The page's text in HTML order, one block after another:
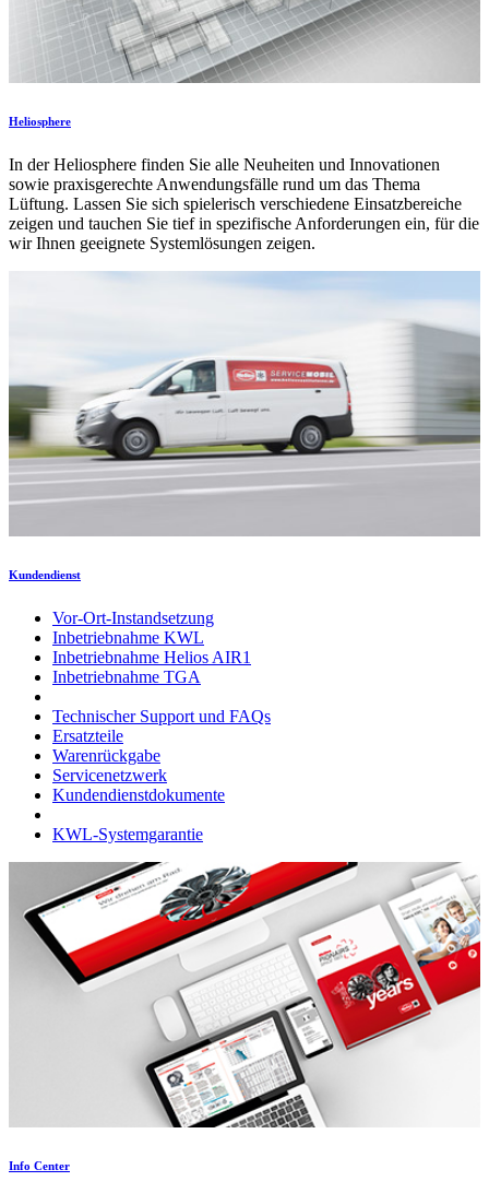
Heliosphere
In der Heliosphere finden Sie alle Neuheiten und Innovationen
sowie praxisgerechte Anwendungsfälle rund um das Thema
Lüftung. Lassen Sie sich spielerisch verschiedene Einsatzbereiche
zeigen und tauchen Sie tief in spezifische Anforderungen ein, für die
wir Ihnen geeignete Systemlösungen zeigen.
Kundendienst
Vor-Ort-Instandsetzung
Inbetriebnahme KWL
Inbetriebnahme Helios AIR1
Inbetriebnahme TGA
Technischer Support und FAQs
Ersatzteile
Warenrückgabe
Servicenetzwerk
Kundendienstdokumente
KWL-Systemgarantie
Info Center